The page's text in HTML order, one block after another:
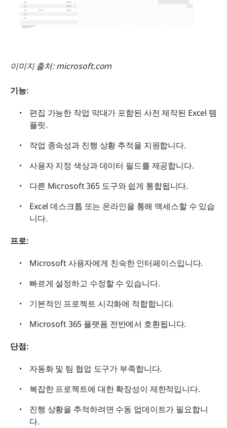
이미지 출처: microsoft.com
기능:
편집 가능한 작업 막대가 포함된 사전 제작된 Excel 템
플릿.
작업 종속성과 진행 상황 추적을 지원합니다.
사용자 지정 색상과 데이터 필드를 제공합니다.
다른 Microsoft 365 도구와 쉽게 통합됩니다.
Excel 데스크톱 또는 온라인을 통해 액세스할 수 있습
니다.
프로:
Microsoft 사용자에게 친숙한 인터페이스입니다.
빠르게 설정하고 수정할 수 있습니다.
기본적인 프로젝트 시각화에 적합합니다.
Microsoft 365 플랫폼 전반에서 호환됩니다.
단점:
자동화 및 팀 협업 도구가 부족합니다.
복잡한 프로젝트에 대한 확장성이 제한적입니다.
진행 상황을 추적하려면 수동 업데이트가 필요합니
다.